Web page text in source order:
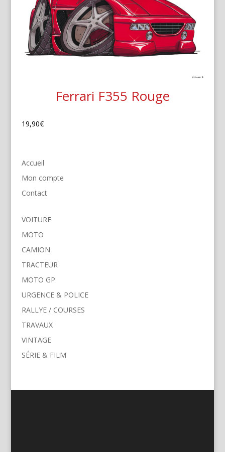
Ferrari F355 Rouge
19,90€
Accueil
Mon compte
Contact
VOITURE
MOTO
CAMION
TRACTEUR
MOTO GP
URGENCE & POLICE
RALLYE / COURSES
TRAVAUX
VINTAGE
SÉRIE & FILM